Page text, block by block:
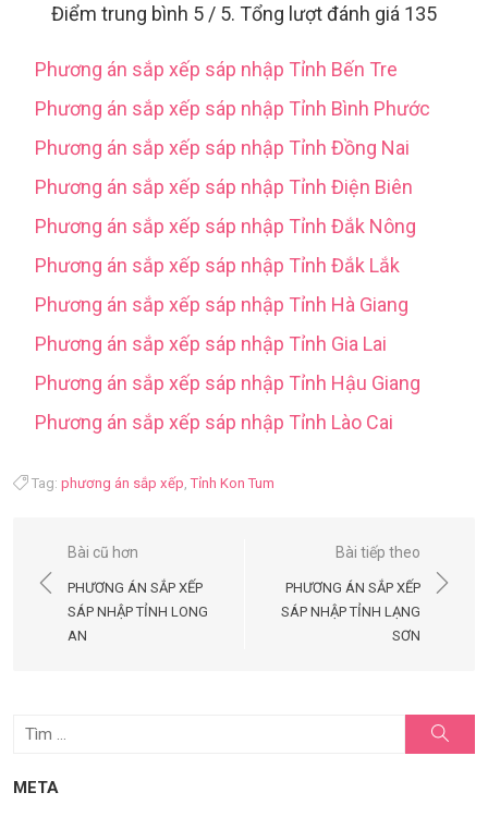
Điểm trung bình 5 / 5. Tổng lượt đánh giá 135
Phương án sắp xếp sáp nhập Tỉnh Bến Tre
Phương án sắp xếp sáp nhập Tỉnh Bình Phước
Phương án sắp xếp sáp nhập Tỉnh Đồng Nai
Phương án sắp xếp sáp nhập Tỉnh Điện Biên
Phương án sắp xếp sáp nhập Tỉnh Đắk Nông
Phương án sắp xếp sáp nhập Tỉnh Đắk Lắk
Phương án sắp xếp sáp nhập Tỉnh Hà Giang
Phương án sắp xếp sáp nhập Tỉnh Gia Lai
Phương án sắp xếp sáp nhập Tỉnh Hậu Giang
Phương án sắp xếp sáp nhập Tỉnh Lào Cai
Tag: phương án sắp xếp,Tỉnh Kon Tum
Điều
hướng
viết
Bài cũ hơn
PHƯƠNG ÁN SẮP XẾP
SÁP NHẬP TỈNH LONG
AN
Bài tiếp theo
PHƯƠNG ÁN SẮP XẾP
SÁP NHẬP TỈNH LẠNG
SƠN
Tìm
quả
kiếm
META